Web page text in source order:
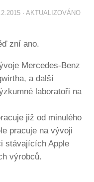
· AKTUALIZOVÁNO
zní ano.
Mercedes-Benz
a další
laboratoři na
již od minulého
pracuje na vývoji
stávajících Apple
výrobců.